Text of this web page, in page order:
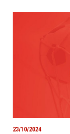
23/10/2024